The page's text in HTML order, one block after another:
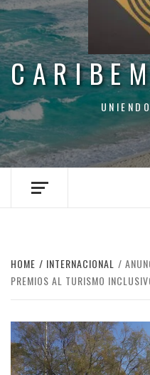
HOME INTERNACIONAL
PREMIOS AL TURISMO